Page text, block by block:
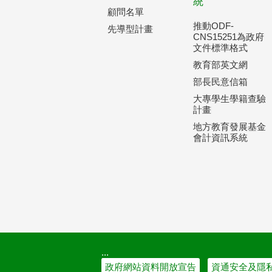
顧問名單
先導型計畫
推動ODF-
CNS15251為政府
文件標準格式
教育部英文網
部長民意信箱
大專學生學籍查驗
計畫
地方教育發展基金
會計資訊系統
:::
政府網站資料開放宣告
資通安全及隱